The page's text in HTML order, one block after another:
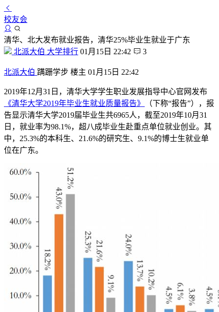
校友会
清华、北大发布就业报告，清华25%毕业生就业于广东
北派大伯 大学排行 01月15日 22:42 3
北派大伯 蹒跚学步 楼主 01月15日 22:42
2019年12月31日，清华大学学生职业发展指导中心官网发布
《清华大学2019年毕业生就业质量报告》
（下称“报告”），报
告显示清华大学2019届毕业生共6965人，截至2019年10月31
日，就业率为98.1%，超八成毕业生赴重点单位就业创业。其
中，25.3%的本科生、21.6%的研究生、9.1%的博士生就业单
位在广东。